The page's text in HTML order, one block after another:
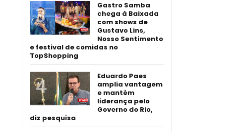
Gastro Samba
chega à Baixada
com shows de
Gustavo Lins,
Nosso Sentimento
e festival de comidas no
TopShopping
Eduardo Paes
amplia vantagem
e mantém
liderança pelo
Governo do Rio,
diz pesquisa